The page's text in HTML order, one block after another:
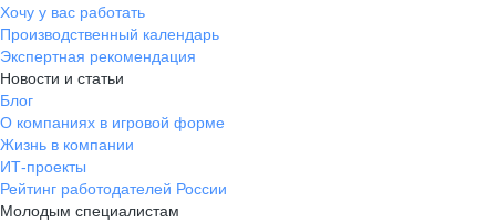
Хочу у вас работать
Производственный календарь
Экспертная рекомендация
Новости и статьи
Блог
О компаниях в игровой форме
Жизнь в компании
ИТ-проекты
Рейтинг работодателей России
Молодым специалистам